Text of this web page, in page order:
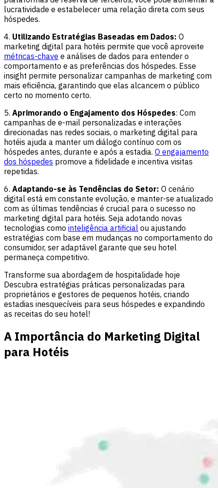
lucratividade e estabelecer uma relação direta com seus
hóspedes.
4. Utilizando Estratégias Baseadas em Dados: O
marketing digital para hotéis permite que você aproveite
métricas-chave e análises de dados para entender o
comportamento e as preferências dos hóspedes. Esse
insight permite personalizar campanhas de marketing com
mais eficiência, garantindo que elas alcancem o público
certo no momento certo.
5. Aprimorando o Engajamento dos Hóspedes: Com
campanhas de e-mail personalizadas e interações
direcionadas nas redes sociais, o marketing digital para
hotéis ajuda a manter um diálogo contínuo com os
hóspedes antes, durante e após a estadia. O engajamento
dos hóspedes promove a fidelidade e incentiva visitas
repetidas.
6. Adaptando-se às Tendências do Setor: O cenário
digital está em constante evolução, e manter-se atualizado
com as últimas tendências é crucial para o sucesso no
marketing digital para hotéis. Seja adotando novas
tecnologias como inteligência artificial ou ajustando
estratégias com base em mudanças no comportamento do
consumidor, ser adaptável garante que seu hotel
permaneça competitivo.
Transforme sua abordagem de hospitalidade hoje
Descubra estratégias práticas personalizadas para
proprietários e gestores de pequenos hotéis, criando
estadias inesquecíveis para seus hóspedes e expandindo
as receitas do seu hotel!
A Importância do Marketing Digital
para Hotéis